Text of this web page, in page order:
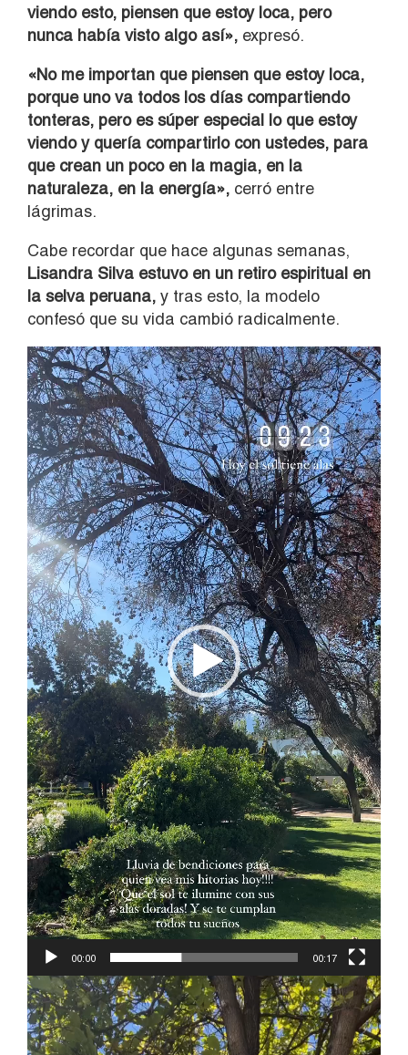
viendo esto, piensen que estoy loca, pero
nunca había visto algo así», expresó.
«No me importan que piensen que estoy loca,
porque uno va todos los días compartiendo
tonteras, pero es súper especial lo que estoy
viendo y quería compartirlo con ustedes, para
que crean un poco en la magia, en la
naturaleza, en la energía», cerró entre
lágrimas.
Cabe recordar que hace algunas semanas,
Lisandra Silva estuvo en un retiro espiritual en
la selva peruana, y tras esto, la modelo
confesó que su vida cambió radicalmente.
Reproductor
de
vídeo
00:00 00:17
Reproductor
de
vídeo